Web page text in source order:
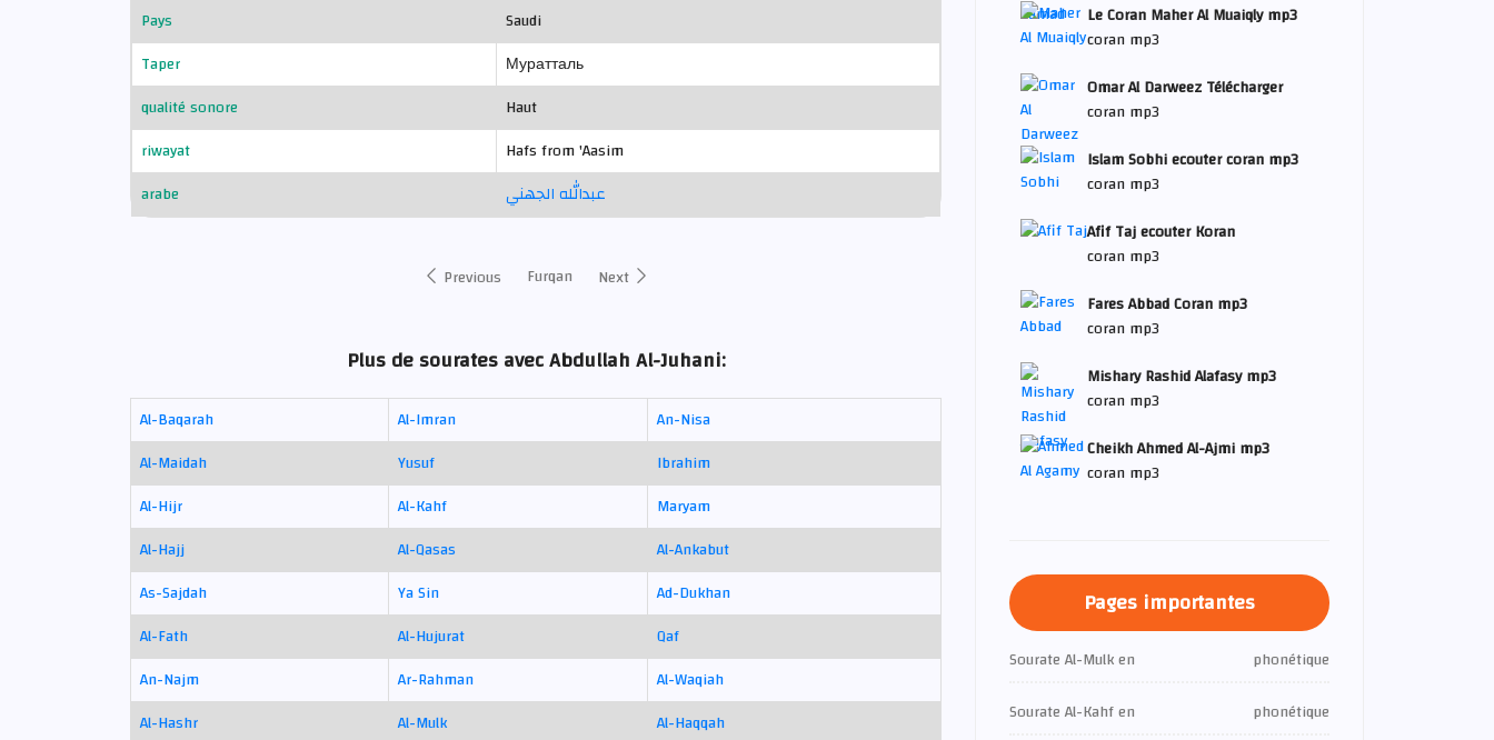
Pays
Saudi
Taper
Муратталь
qualité sonore
Haut
riwayat
Hafs from 'Aasim
arabe
عبدالله الجهني
Previous Furqan Next
Plus de sourates avec Abdullah Al-Juhani:
Al-Baqarah Al-Imran
An-Nisa
Al-Maidah
Yusuf
Ibrahim
Al-Hijr
Al-Kahf
Maryam
Al-Hajj
Al-Qasas
Al-Ankabut
As-Sajdah
Ya Sin
Ad-Dukhan
Al-Fath
Al-Hujurat
Qaf
An-Najm
Ar-Rahman
Al-Waqiah
Al-Hashr
Al-Mulk
Al-Haqqah
Le Coran Maher Al Muaiqly mp3
coran mp3
Omar Al Darweez Télécharger
coran mp3
Islam Sobhi ecouter coran mp3
coran mp3
Afif Taj ecouter Koran
coran mp3
Fares Abbad Coran mp3
coran mp3
Mishary Rashid Alafasy mp3
coran mp3
Cheikh Ahmed Al-Ajmi mp3
coran mp3
Pages importantes
Sourate Al-Mulk en
phonétique
Sourate Al-Kahf en
phonétique